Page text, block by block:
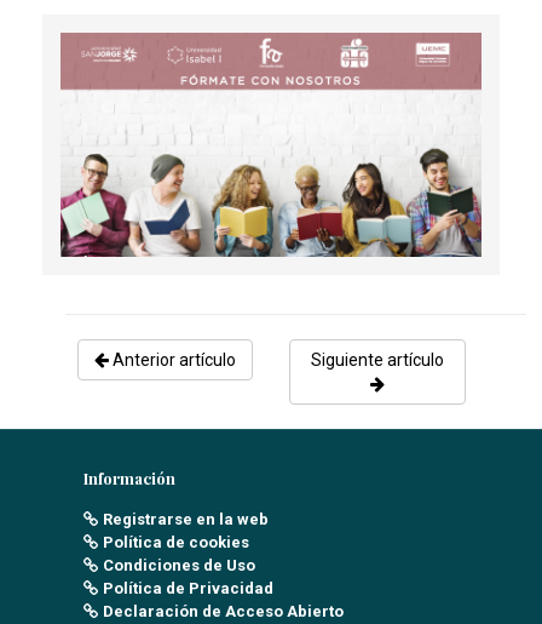
VALORACIÓN EN ESTUDIOS Y REPERCUSIÓN EN LA
PREVENCIÓN DE LA OBESIDAD Y PROMOCIÓN DE
HÁBITOS SALUDABLES EN LOS COLEGIOS POR LA
ENFERMERA
Otero Torre, M - 08/09/2022
Anterior artículo Siguiente artículo
Información
Registrarse en la web
Política de cookies
Condiciones de Uso
Política de Privacidad
Declaración de Acceso Abierto